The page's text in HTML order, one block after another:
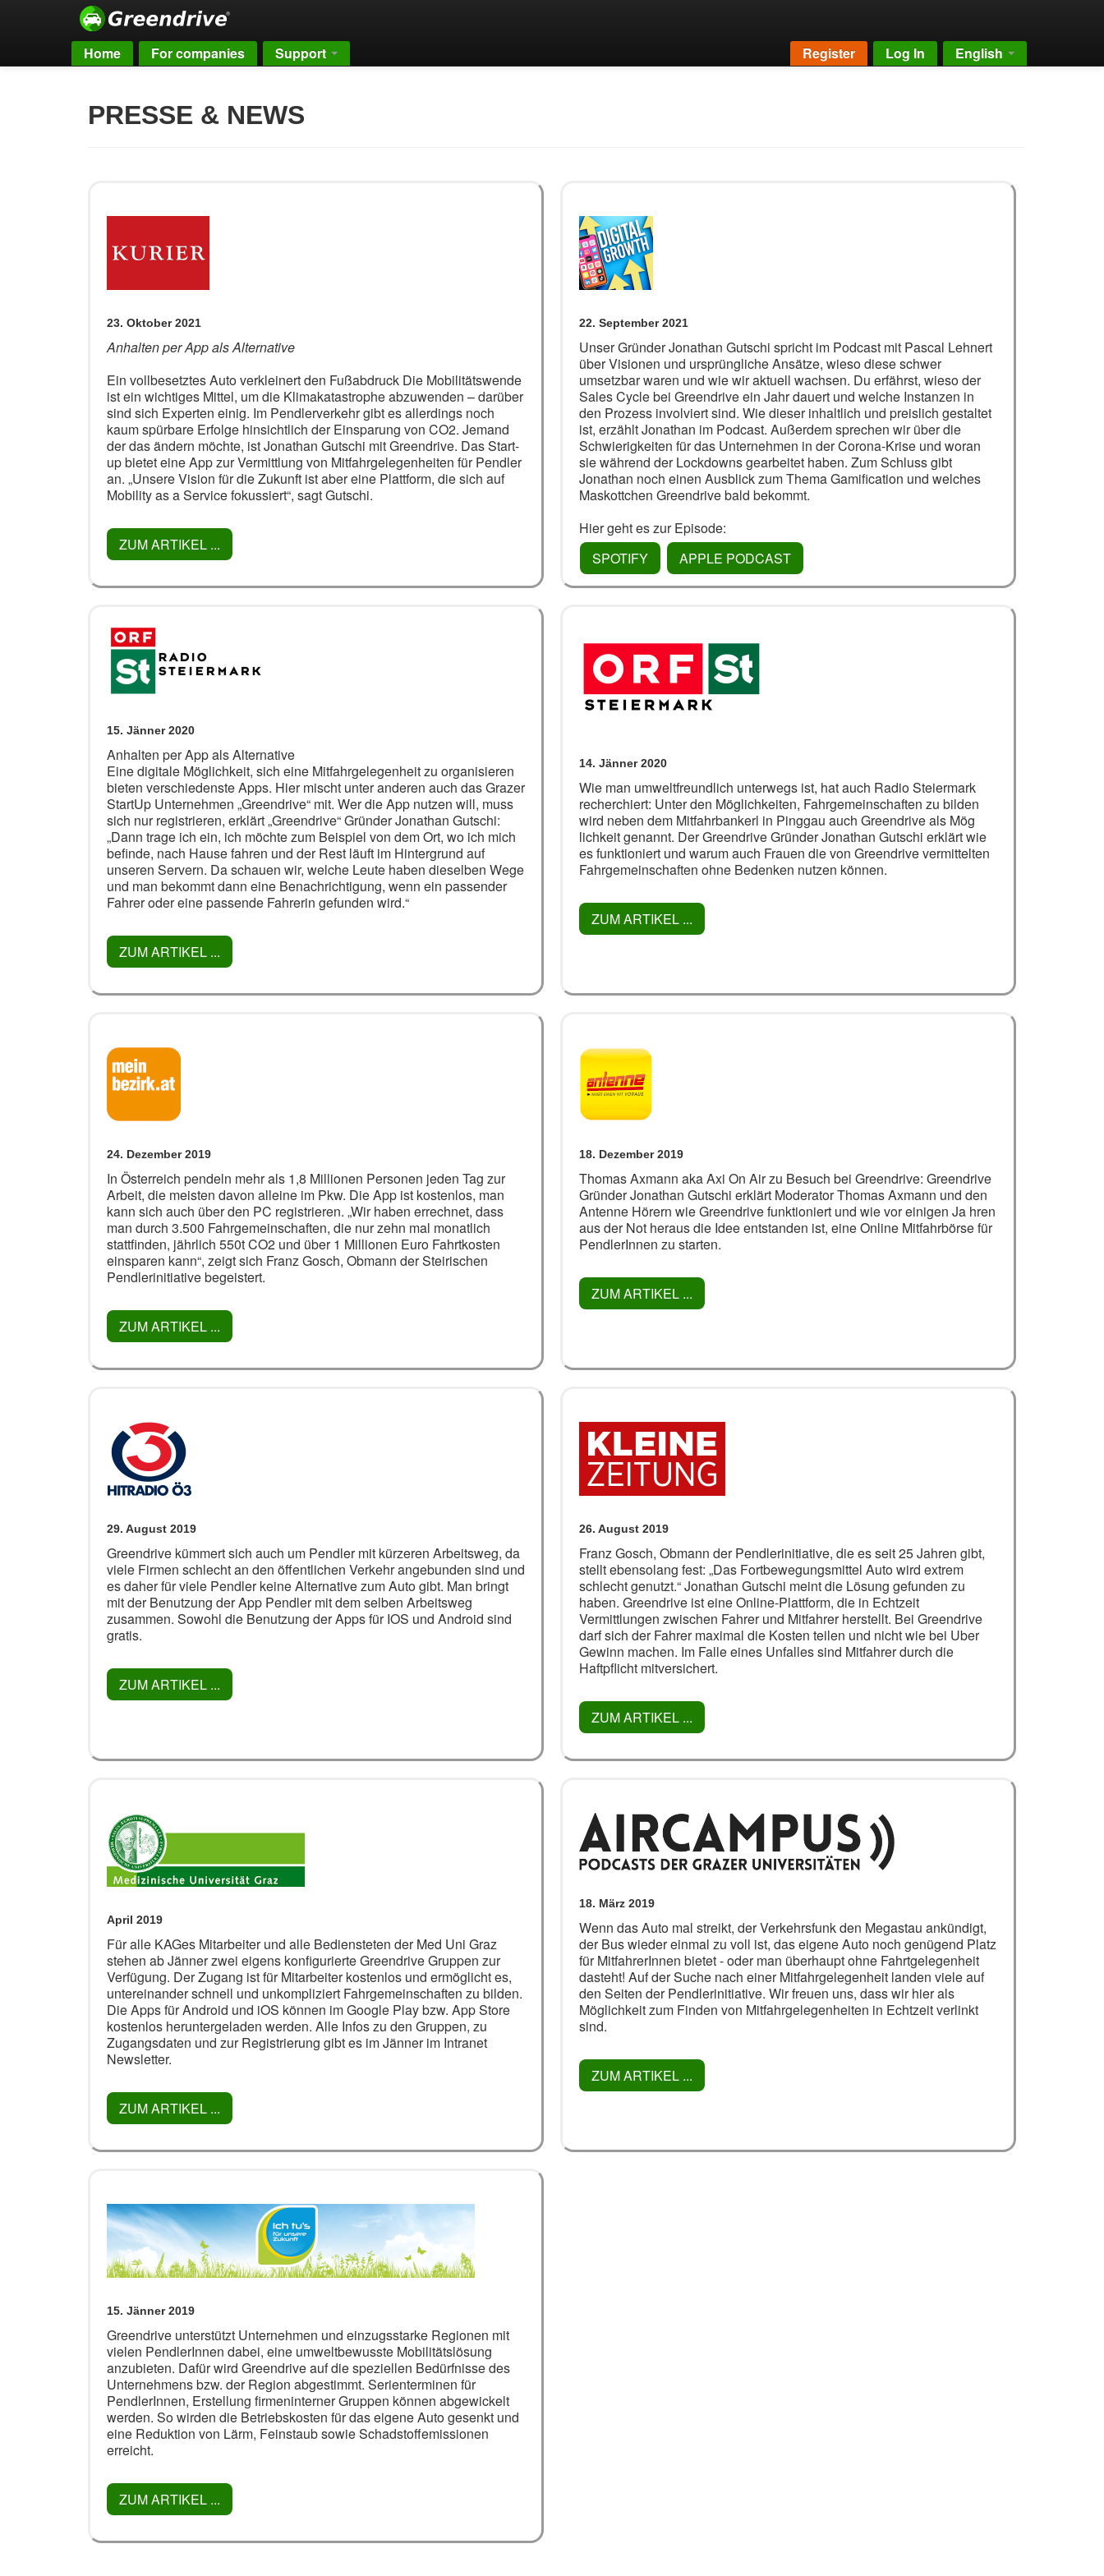
Home For companies Support Register Log In English
PRESSE & NEWS
23. Oktober 2021
Anhalten per App als Alternative
Ein vollbesetztes Auto verkleinert den Fußabdruck Die Mobilitätswende
ist ein wichtiges Mittel, um die Klimakatastrophe abzuwenden – darüber
sind sich Experten einig. Im Pendlerverkehr gibt es allerdings noch
kaum spürbare Erfolge hinsichtlich der Einsparung von CO2. Jemand
der das ändern möchte, ist Jonathan Gutschi mit Greendrive. Das Start-
up bietet eine App zur Vermittlung von Mitfahrgelegenheiten für Pendler
an. „Unsere Vision für die Zukunft ist aber eine Plattform, die sich auf
Mobility as a Service fokussiert“, sagt Gutschi.
ZUM ARTIKEL ...
22. September 2021
Unser Gründer Jonathan Gutschi spricht im Podcast mit Pascal Lehnert
über Visionen und ursprüngliche Ansätze, wieso diese schwer
umsetzbar waren und wie wir aktuell wachsen. Du erfährst, wieso der
Sales Cycle bei Greendrive ein Jahr dauert und welche Instanzen in
den Prozess involviert sind. Wie dieser inhaltlich und preislich gestaltet
ist, erzählt Jonathan im Podcast. Außerdem sprechen wir über die
Schwierigkeiten für das Unternehmen in der Corona-Krise und woran
sie während der Lockdowns gearbeitet haben. Zum Schluss gibt
Jonathan noch einen Ausblick zum Thema Gamification und welches
Maskottchen Greendrive bald bekommt.
Hier geht es zur Episode:
SPOTIFY
APPLE PODCAST
15. Jänner 2020
Anhalten per App als Alternative
Eine digitale Möglichkeit, sich eine Mitfahrgelegenheit zu organisieren
bieten verschiedenste Apps. Hier mischt unter anderen auch das Grazer
StartUp Unternehmen „Greendrive“ mit. Wer die App nutzen will, muss
sich nur registrieren, erklärt „Greendrive“ Gründer Jonathan Gutschi:
„Dann trage ich ein, ich möchte zum Beispiel von dem Ort, wo ich mich
befinde, nach Hause fahren und der Rest läuft im Hintergrund auf
unseren Servern. Da schauen wir, welche Leute haben dieselben Wege
und man bekommt dann eine Benachrichtigung, wenn ein passender
Fahrer oder eine passende Fahrerin gefunden wird.“
ZUM ARTIKEL ...
14. Jänner 2020
Wie man umweltfreundlich unterwegs ist, hat auch Radio Steiermark
recherchiert: Unter den Möglichkeiten, Fahrgemeinschaften zu bilden
wird neben dem Mitfahrbankerl in Pinggau auch Greendrive als Mög
lichkeit genannt. Der Greendrive Gründer Jonathan Gutschi erklärt wie
es funktioniert und warum auch Frauen die von Greendrive vermittelten
Fahrgemeinschaften ohne Bedenken nutzen können.
ZUM ARTIKEL ...
24. Dezember 2019
In Österreich pendeln mehr als 1,8 Millionen Personen jeden Tag zur
Arbeit, die meisten davon alleine im Pkw. Die App ist kostenlos, man
kann sich auch über den PC registrieren. „Wir haben errechnet, dass
man durch 3.500 Fahrgemeinschaften, die nur zehn mal monatlich
stattfinden, jährlich 550t CO2 und über 1 Millionen Euro Fahrtkosten
einsparen kann“, zeigt sich Franz Gosch, Obmann der Steirischen
Pendlerinitiative begeistert.
ZUM ARTIKEL ...
18. Dezember 2019
Thomas Axmann aka Axi On Air zu Besuch bei Greendrive: Greendrive
Gründer Jonathan Gutschi erklärt Moderator Thomas Axmann und den
Antenne Hörern wie Greendrive funktioniert und wie vor einigen Ja hren
aus der Not heraus die Idee entstanden ist, eine Online Mitfahrbörse für
PendlerInnen zu starten.
ZUM ARTIKEL ...
29. August 2019
Greendrive kümmert sich auch um Pendler mit kürzeren Arbeitsweg, da
viele Firmen schlecht an den öffentlichen Verkehr angebunden sind und
es daher für viele Pendler keine Alternative zum Auto gibt. Man bringt
mit der Benutzung der App Pendler mit dem selben Arbeitsweg
zusammen. Sowohl die Benutzung der Apps für IOS und Android sind
gratis.
ZUM ARTIKEL ...
26. August 2019
Franz Gosch, Obmann der Pendlerinitiative, die es seit 25 Jahren gibt,
stellt ebensolang fest: „Das Fortbewegungsmittel Auto wird extrem
schlecht genutzt.“ Jonathan Gutschi meint die Lösung gefunden zu
haben. Greendrive ist eine Online-Plattform, die in Echtzeit
Vermittlungen zwischen Fahrer und Mitfahrer herstellt. Bei Greendrive
darf sich der Fahrer maximal die Kosten teilen und nicht wie bei Uber
Gewinn machen. Im Falle eines Unfalles sind Mitfahrer durch die
Haftpflicht mitversichert.
ZUM ARTIKEL ...
April 2019
Für alle KAGes Mitarbeiter und alle Bediensteten der Med Uni Graz
stehen ab Jänner zwei eigens konfigurierte Greendrive Gruppen zur
Verfügung. Der Zugang ist für Mitarbeiter kostenlos und ermöglicht es,
untereinander schnell und unkompliziert Fahrgemeinschaften zu bilden.
Die Apps für Android und iOS können im Google Play bzw. App Store
kostenlos heruntergeladen werden. Alle Infos zu den Gruppen, zu
Zugangsdaten und zur Registrierung gibt es im Jänner im Intranet
Newsletter.
ZUM ARTIKEL ...
18. März 2019
Wenn das Auto mal streikt, der Verkehrsfunk den Megastau ankündigt,
der Bus wieder einmal zu voll ist, das eigene Auto noch genügend Platz
für MitfahrerInnen bietet - oder man überhaupt ohne Fahrtgelegenheit
dasteht! Auf der Suche nach einer Mitfahrgelegenheit landen viele auf
den Seiten der Pendlerinitiative. Wir freuen uns, dass wir hier als
Möglichkeit zum Finden von Mitfahrgelegenheiten in Echtzeit verlinkt
sind.
ZUM ARTIKEL ...
15. Jänner 2019
Greendrive unterstützt Unternehmen und einzugsstarke Regionen mit
vielen PendlerInnen dabei, eine umweltbewusste Mobilitätslösung
anzubieten. Dafür wird Greendrive auf die speziellen Bedürfnisse des
Unternehmens bzw. der Region abgestimmt. Serienterminen für
PendlerInnen, Erstellung firmeninterner Gruppen können abgewickelt
werden. So wirden die Betriebskosten für das eigene Auto gesenkt und
eine Reduktion von Lärm, Feinstaub sowie Schadstoffemissionen
erreicht.
ZUM ARTIKEL ...